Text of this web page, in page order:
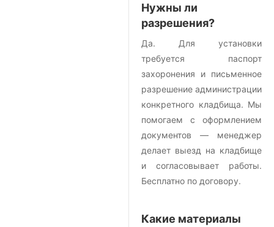
Нужны ли
разрешения?
Да. Для установки
требуется паспорт
захоронения и письменное
разрешение администрации
конкретного кладбища. Мы
помогаем с оформлением
документов — менеджер
делает выезд на кладбище
и согласовывает работы.
Бесплатно по договору.
Какие материалы